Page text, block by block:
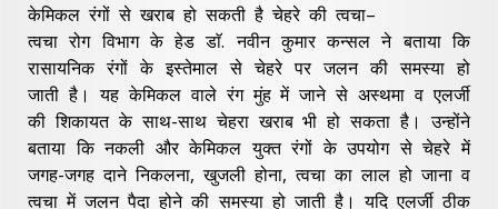
केमिकल रंगों से खराब हो सकती है चेहरे की त्वचा–
त्वचा रोग विभाग के हेड डाॅ. नवीन कुमार कन्सल ने बताया कि
रासायनिक रंगों के इस्तेमाल से चेहरे पर जलन की समस्या हो
जाती है। यह केमिकल वाले रंग मुंह में जाने से अस्थमा व एलर्जी
की शिकायत के साथ-साथ चेहरा खराब भी हो सकता है। उन्होंने
बताया कि नकली और केमिकल युक्त रंगों के उपयोग से चेहरे में
जगह-जगह दाने निकलना, खुजली होना, त्वचा का लाल हो जाना व
त्वचा में जलन पैदा होने की समस्या हो जाती है। यदि एलर्जी ठीक